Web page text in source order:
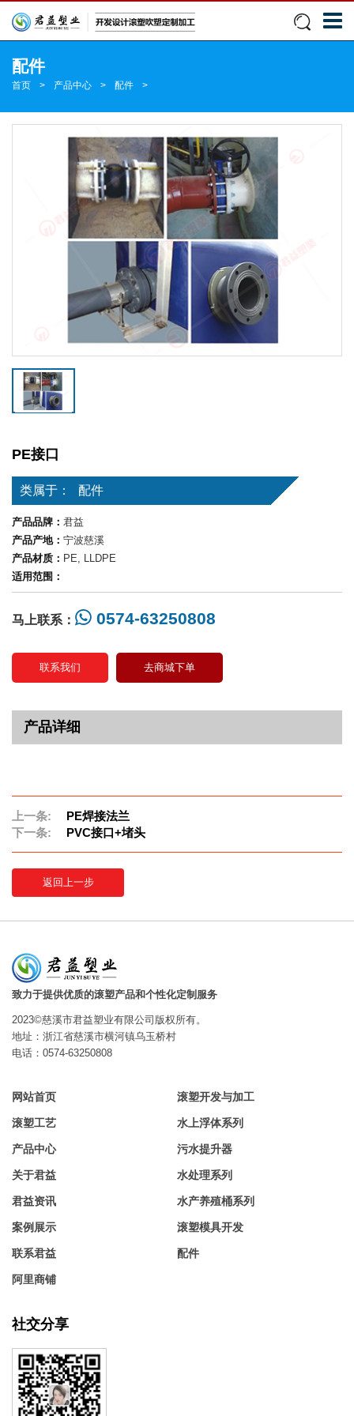
配件
首页 > 产品中心 > 配件 >
PE接口
类属于： 配件
产品品牌： 君益
产品产地： 宁波慈溪
产品材质： PE, LLDPE
适用范围：
马上联系： 0574-63250808
联系我们 去商城下单
产品详细
上一条:
PE焊接法兰
下一条:
PVC接口+堵头
返回上一步
致力于提供优质的滚塑产品和个性化定制服务
2023©慈溪市君益塑业有限公司版权所有。
地址：浙江省慈溪市横河镇乌玉桥村
电话：0574-63250808
网站首页
滚塑工艺
产品中心
关于君益
君益资讯
案例展示
联系君益
阿里商铺
滚塑开发与加工
水上浮体系列
污水提升器
水处理系列
水产养殖桶系列
滚塑模具开发
配件
社交分享